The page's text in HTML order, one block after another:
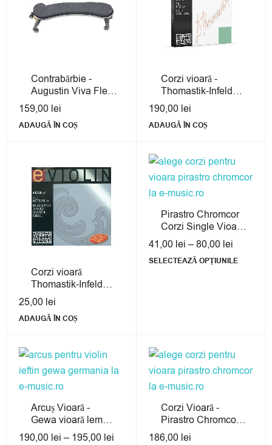
Contrabărbie -
Augustin Viva Flex
3/4 - 4/4
159,00 lei
ADAUGĂ ÎN COȘ
Corzi vioară -
Thomastik-Infeld
Precision solid core
otel
190,00 lei
ADAUGĂ ÎN COȘ
Corzi vioară
Thomastik-Infeld
e01
25,00 lei
ADAUGĂ ÎN COȘ
Pirastro Chromcor
Corzi Single Vioară
4/4
41,00 lei – 80,00 lei
SELECTEAZĂ OPȚIUNILE
Arcuș Vioară -
Gewa vioară lemn
brazilian
190,00 lei – 195,00 lei
Corzi Vioară -
Pirastro Chromcor
Set 4/4
186,00 lei